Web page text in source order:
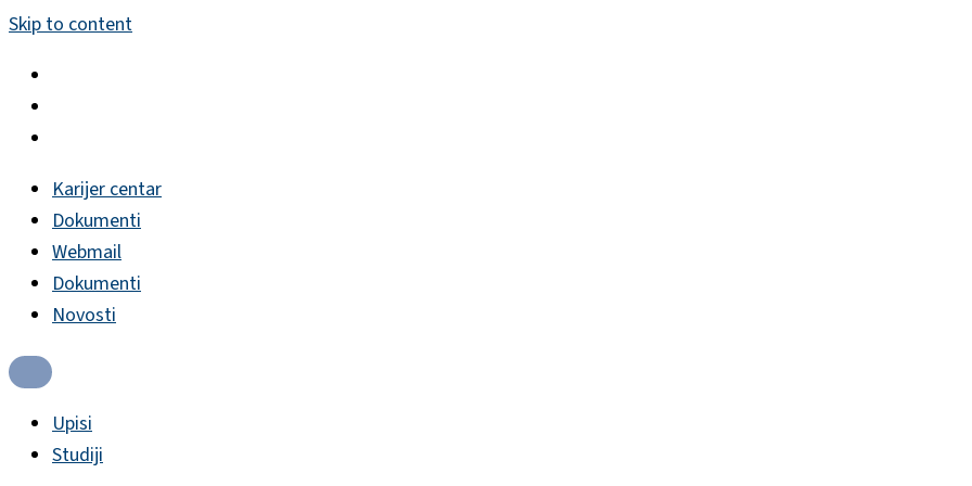
Skip to content
Karijer centar
Dokumenti
Webmail
Dokumenti
Novosti
Upisi
Studiji